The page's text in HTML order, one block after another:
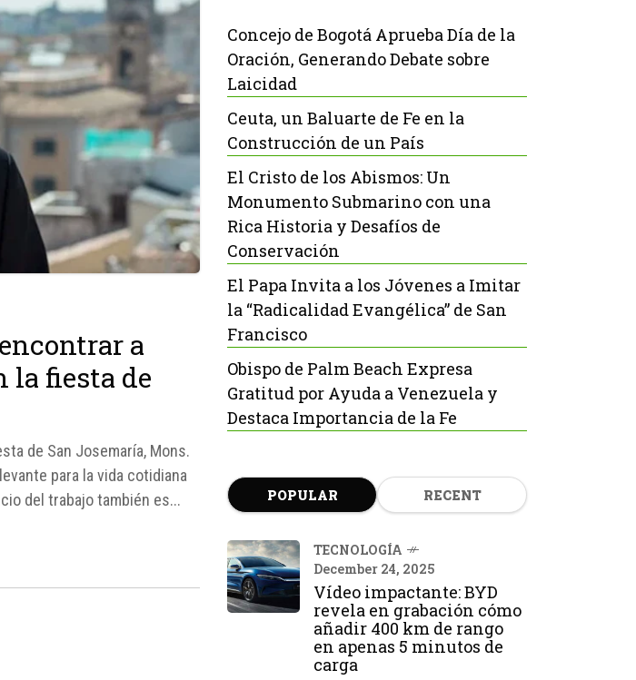
a
la fiesta de
de San Josemaría, Mons.
para la vida cotidiana
del trabajo también es...
Concejo de Bogotá Aprueba Día de la
Oración, Generando Debate sobre
Laicidad
Ceuta, un Baluarte de Fe en la
Construcción de un País
El Cristo de los Abismos: Un
Monumento Submarino con una
Rica Historia y Desafíos de
Conservación
El Papa Invita a los Jóvenes a Imitar
la “Radicalidad Evangélica” de San
Francisco
Obispo de Palm Beach Expresa
Gratitud por Ayuda a Venezuela y
Destaca Importancia de la Fe
POPULAR RECENT
TECNOLOGÍA
December 24, 2025
Vídeo impactante: BYD
revela en grabación cómo
añadir 400 km de rango
en apenas 5 minutos de
carga